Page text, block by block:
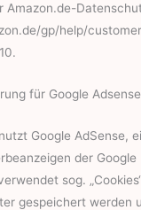
Amazon.de-
gp/help/
für Google Adsense
Google AdSense,
der Google
sog.
gespeichert werden